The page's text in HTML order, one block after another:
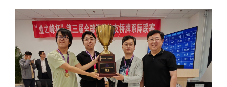
制度法规
联系我们